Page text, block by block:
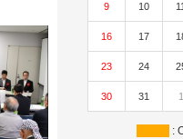
9 10 11
16 17
23 24
30 31 1
: